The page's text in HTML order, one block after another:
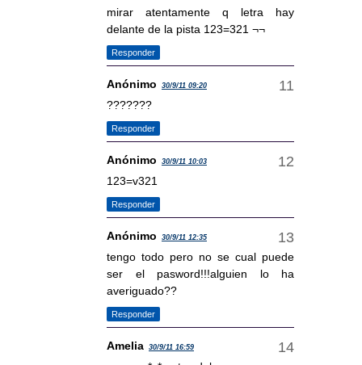
mirar atentamente q letra hay
delante de la pista 123=321 ¬¬
Responder
Anónimo 30/9/11 09:20
???????
Responder
Anónimo 30/9/11 10:03
123=v321
Responder
Anónimo 30/9/11 12:35
tengo todo pero no se cual puede
ser el pasword!!!alguien lo ha
averiguado??
Responder
Amelia 30/9/11 16:59